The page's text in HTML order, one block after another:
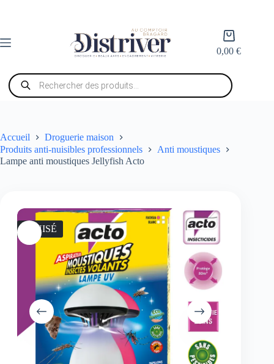
Panier
d’achat
0,00€
Recherche
de
produits
Accueil
Droguerie maison
Produits anti-nuisibles professionnels
Anti moustiques
Lampe anti moustiques Jellyfish Acto
ÉPUISÉ